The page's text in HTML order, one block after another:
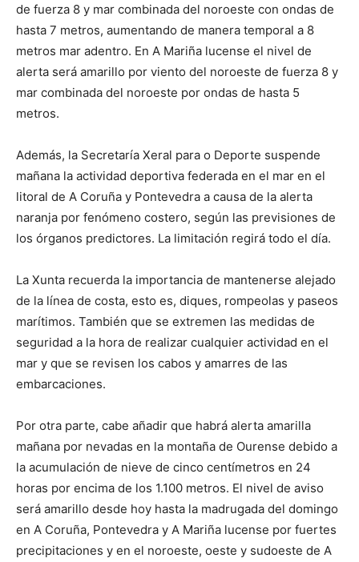
de fuerza 8 y mar combinada del noroeste con ondas de
hasta 7 metros, aumentando de manera temporal a 8
metros mar adentro. En A Mariña lucense el nivel de
alerta será amarillo por viento del noroeste de fuerza 8 y
mar combinada del noroeste por ondas de hasta 5
metros.
Además, la Secretaría Xeral para o Deporte suspende
mañana la actividad deportiva federada en el mar en el
litoral de A Coruña y Pontevedra a causa de la alerta
naranja por fenómeno costero, según las previsiones de
los órganos predictores. La limitación regirá todo el día.
La Xunta recuerda la importancia de mantenerse alejado
de la línea de costa, esto es, diques, rompeolas y paseos
marítimos. También que se extremen las medidas de
seguridad a la hora de realizar cualquier actividad en el
mar y que se revisen los cabos y amarres de las
embarcaciones.
Por otra parte, cabe añadir que habrá alerta amarilla
mañana por nevadas en la montaña de Ourense debido a
la acumulación de nieve de cinco centímetros en 24
horas por encima de los 1.100 metros. El nivel de aviso
será amarillo desde hoy hasta la madrugada del domingo
en A Coruña, Pontevedra y A Mariña lucense por fuertes
precipitaciones y en el noroeste, oeste y sudoeste de A